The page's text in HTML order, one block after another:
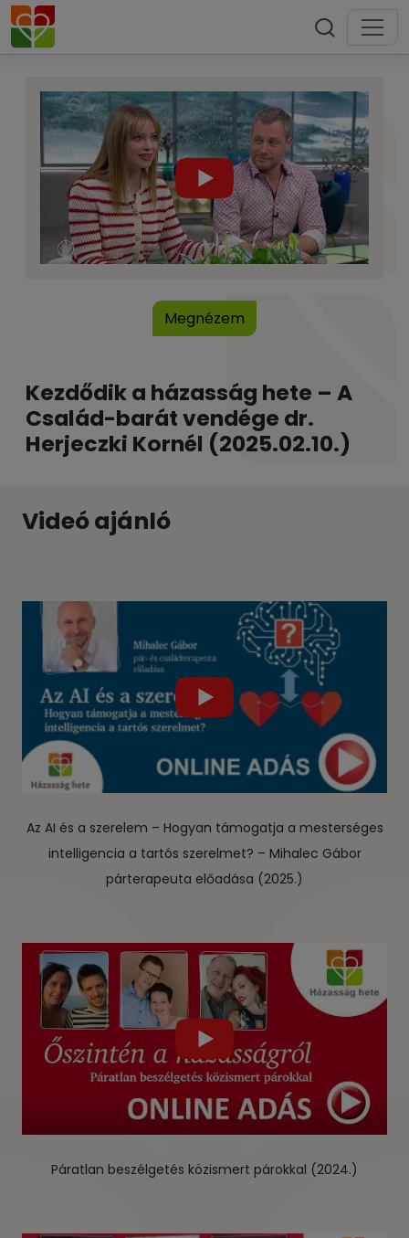
Megnézem
Kezdődik a házasság hete – A
Család-barát vendége dr.
Herjeczki Kornél (2025.02.10.)
Videó ajánló
Az AI és a szerelem – Hogyan támogatja a mesterséges
intelligencia a tartós szerelmet? – Mihalec Gábor
párterapeuta előadása (2025.)
Páratlan beszélgetés közismert párokkal (2024.)